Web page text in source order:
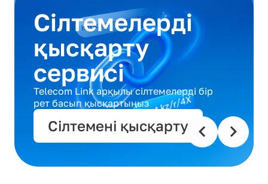
Сілтемелерді
қысқарту
сервисі
Telecom Link арқылы сілтемелерді бір
рет басып қысқартыңыз
Сілтемені қысқарту